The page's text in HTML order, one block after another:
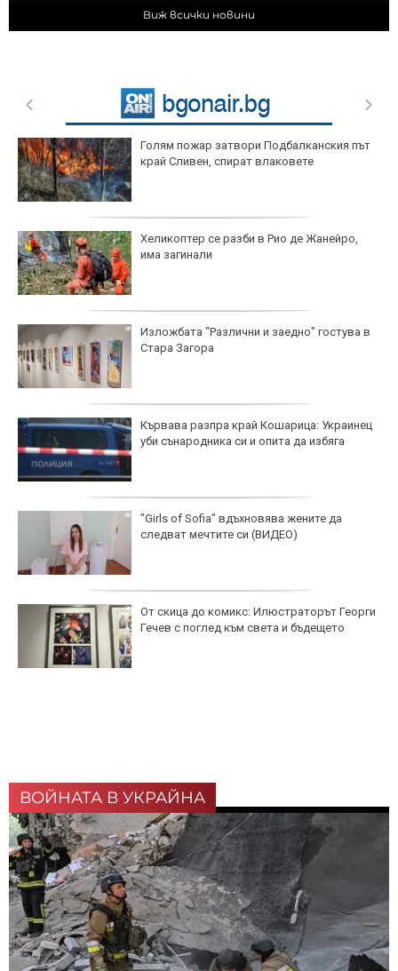
Виж всички новини
Голям пожар затвори Подбалканския път
край Сливен, спират влаковете
Хеликоптер се разби в Рио де Жанейро,
има загинали
Изложбата "Различни и заедно" гостува в
Стара Загора
Кървава разпра край Кошарица: Украинец
уби сънародника си и опита да избяга
"Girls of Sofia" вдъхновява жените да
следват мечтите си (ВИДЕО)
От скица до комикс: Илюстраторът Георги
Гечев с поглед към света и бъдещето
ВОЙНАТА В УКРАЙНА